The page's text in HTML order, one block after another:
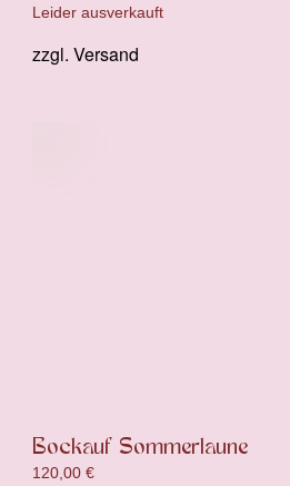
Leider ausverkauft
zzgl. Versand
Bockauf Sommerlaune
120,00 €